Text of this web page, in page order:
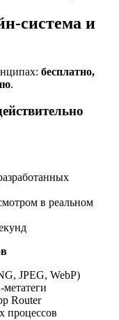
система и
бесплатно,
.
в реальном
JPEG, WebP)
Router
процессов